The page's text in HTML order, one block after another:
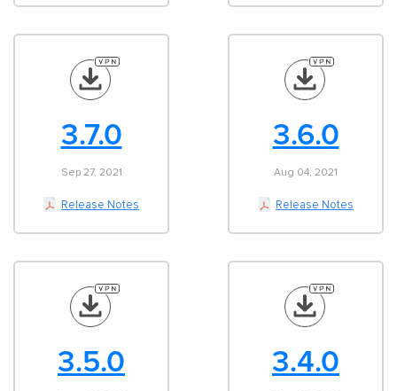
3.7.0
Sep 27, 2021
Release Notes
3.6.0
Aug 04, 2021
Release Notes
3.5.0 3.4.0